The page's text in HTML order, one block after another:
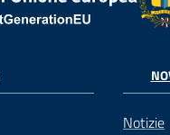
Notizie